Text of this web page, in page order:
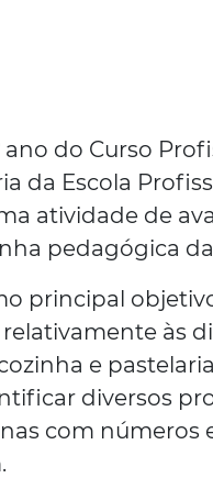
ano do Curso
da Escola
atividade de
pedagógica
principal
às
e
diversos
com números